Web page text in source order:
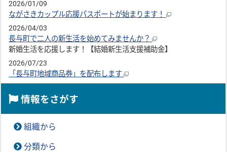
2026/01/09
ながさきカップル応援パスポートが始まります！
2026/04/03
長与町で二人の新生活を始めてみませんか？
新婚生活を応援します！【結婚新生活支援補助金】
2026/07/23
「長与町地域商品券」を配布します
情報をさがす
組織から
分類から